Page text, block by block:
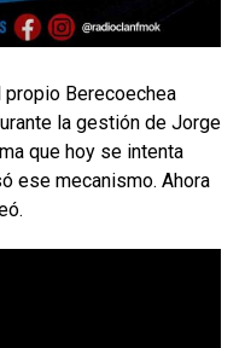
Berecoechea
la gestión de Jorge
que hoy se intenta
ese mecanismo. Ahora